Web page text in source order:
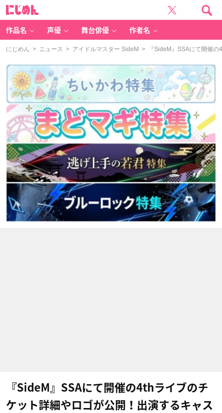
作品名 声優 舞台俳優 作者名
にじめん > ニュース > アイドルマスター SideM > 『SideM』SSAにて開催の
『SideM』SSAにて開催の4thライブのチ
ケット詳細やロゴが公開！出演するキャス